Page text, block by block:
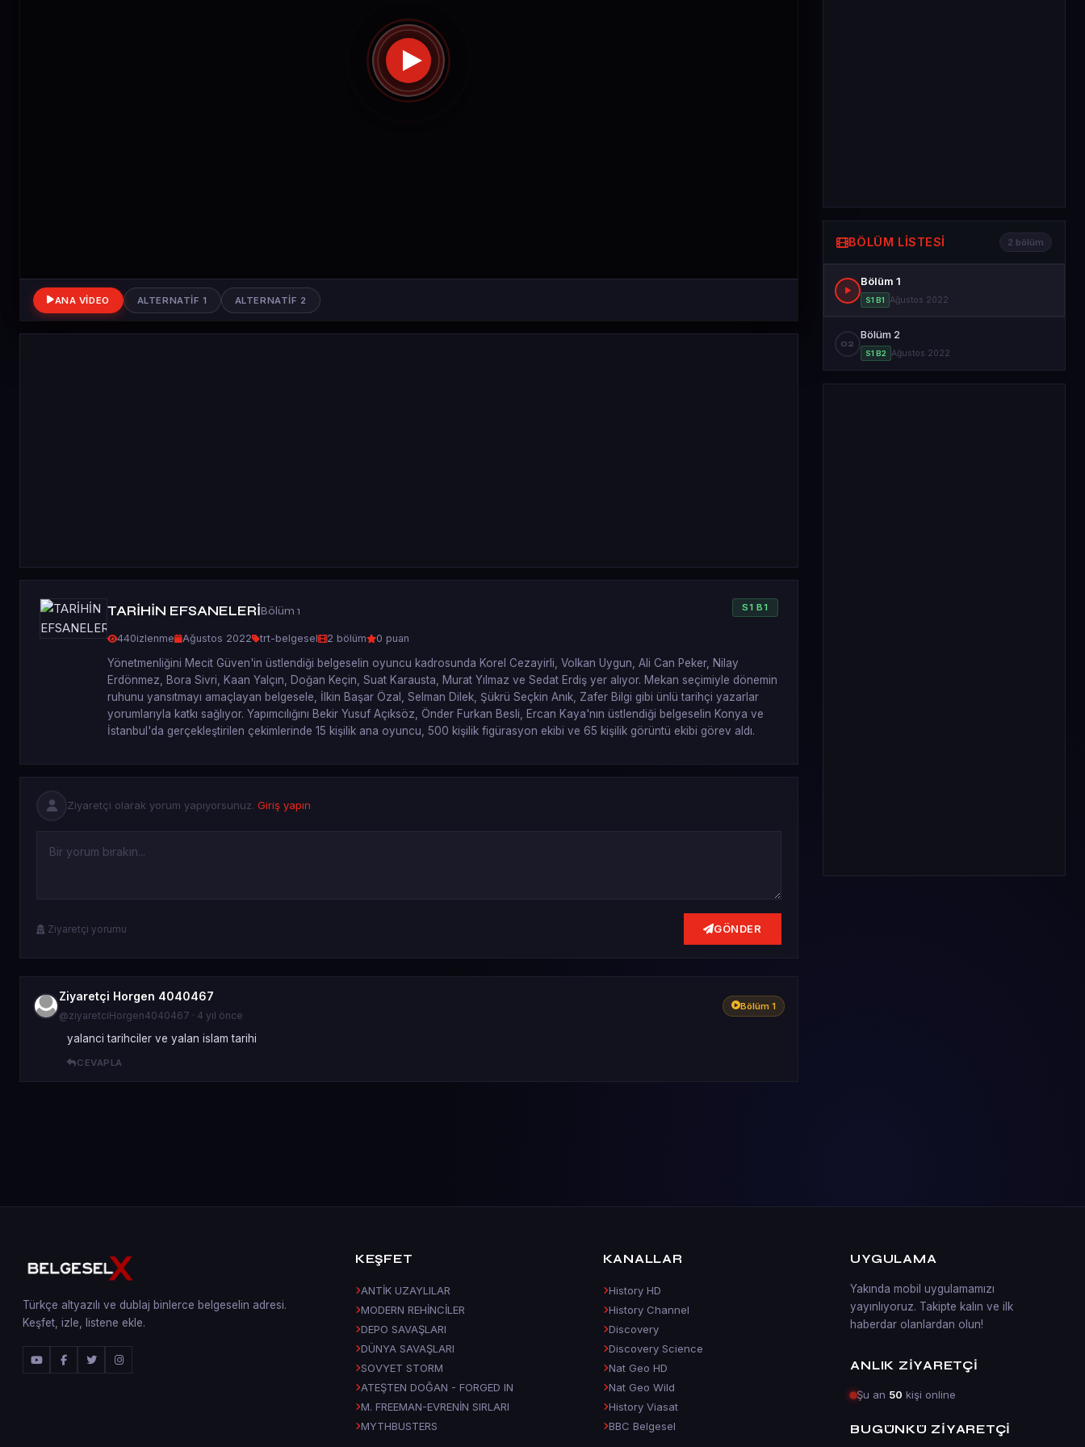
ANA VIDEO ALTERNATIF 1 ALTERNATIF 2
TARİHİN EFSANELERİBölüm 1 S1 B1
440izlenme Ağustos 2022 trt-belgesel 2 bölüm 0 puan
Yönetmenliğini Mecit Güven'in üstlendiği belgeselin oyuncu kadrosunda Korel Cezayirli, Volkan Uygun, Ali Can Peker, Nilay
Erdönmez, Bora Sivri, Kaan Yalçın, Doğan Keçin, Suat Karausta, Murat Yılmaz ve Sedat Erdiş yer alıyor. Mekan seçimiyle dönemin
ruhunu yansıtmayı amaçlayan belgesele, İlkin Başar Özal, Selman Dilek, Şükrü Seçkin Anık, Zafer Bilgi gibi ünlü tarihçi yazarlar
yorumlarıyla katkı sağlıyor. Yapımcılığını Bekir Yusuf Açıksöz, Önder Furkan Besli, Ercan Kaya'nın üstlendiği belgeselin Konya ve
İstanbul'da gerçekleştirilen çekimlerinde 15 kişilik ana oyuncu, 500 kişilik figürasyon ekibi ve 65 kişilik görüntü ekibi görev aldı.
Ziyaretçi olarak yorum yapıyorsunuz. Giriş yapın
Ziyaretçi yorumu GÖNDER
Ziyaretçi Horgen 4040467
@ziyaretciHorgen4040467 · 4 yıl önce
Bölüm 1
yalanci tarihciler ve yalan islam tarihi
CEVAPLA
BÖLÜM LISTESI 2 bölüm
Bölüm 1
S1 B1 Ağustos 2022
02
Bölüm 2
S1 B2 Ağustos 2022
Türkçe altyazılı ve dublaj binlerce belgeselin adresi.
Keşfet, izle, listene ekle.
KEŞFET
ANTİK UZAYLILAR
MODERN REHİNCİLER
DEPO SAVAŞLARI
DÜNYA SAVAŞLARI
SOVYET STORM
ATEŞTEN DOĞAN - FORGED IN
M. FREEMAN-EVRENİN SIRLARI
MYTHBUSTERS
KANALLAR
History HD
History Channel
Discovery
Discovery Science
Nat Geo HD
Nat Geo Wild
History Viasat
BBC Belgesel
UYGULAMA
Yakında mobil uygulamamızı
yayınlıyoruz. Takipte kalın ve ilk
haberdar olanlardan olun!
ANLIK ZIYARETÇI
Şu an 50 kişi online
BUGÜNKÜ ZIYARETÇI